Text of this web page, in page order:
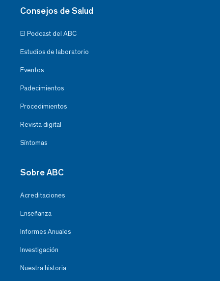
Consejos de Salud
El Podcast del ABC
Estudios de laboratorio
Eventos
Padecimientos
Procedimientos
Revista digital
Síntomas
Sobre ABC
Acreditaciones
Enseñanza
Informes Anuales
Investigación
Nuestra historia